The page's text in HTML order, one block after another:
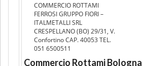
COMMERCIO ROTTAMI
FERROSI GRUPPO FIORI –
ITALMETALLI SRL
CRESPELLANO (BO) 29/31, V.
Confortino CAP. 40053 TEL.
051 6500511
Commercio Rottami Bologna